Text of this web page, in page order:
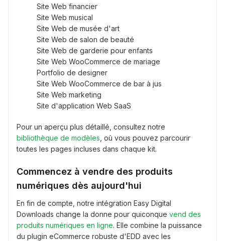
Site Web financier
Site Web musical
Site Web de musée d'art
Site Web de salon de beauté
Site Web de garderie pour enfants
Site Web WooCommerce de mariage
Portfolio de designer
Site Web WooCommerce de bar à jus
Site Web marketing
Site d'application Web SaaS
Pour un aperçu plus détaillé, consultez notre
bibliothèque de modèles , où vous pouvez parcourir
toutes les pages incluses dans chaque kit.
Commencez à vendre des produits
numériques dès aujourd'hui
En fin de compte, notre intégration Easy Digital
Downloads change la donne pour quiconque vend des
produits numériques en ligne. Elle combine la puissance
du plugin eCommerce robuste d'EDD avec les